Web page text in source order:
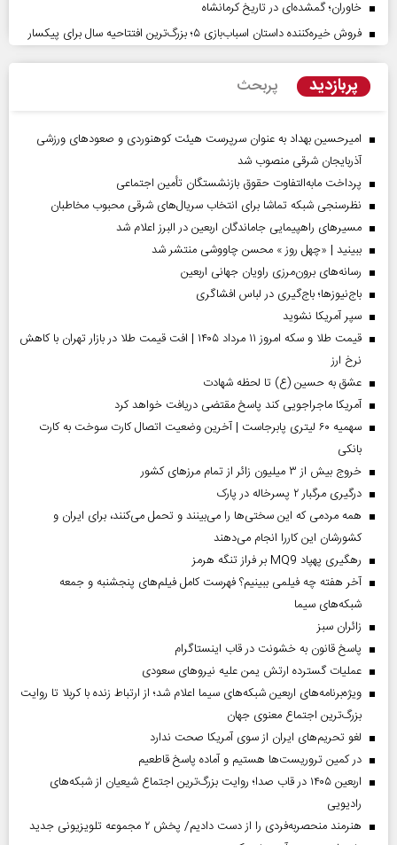
خاوران؛ گمشده‌ای در تاریخ کرمانشاه
فروش خیره‌کننده داستان اسباب‌بازی ۵؛ بزرگ‌ترین افتتاحیه سال برای پیکسار
پربازدید پربحث
امیرحسین بهداد به عنوان سرپرست هیئت کوهنوردی و صعودهای ورزشی
آذربایجان شرقی منصوب شد
پرداخت مابه‌التفاوت حقوق بازنشستگان تأمین اجتماعی
نظرسنجی شبکه تماشا برای انتخاب سریال‌های شرقی محبوب مخاطبان
مسیر‌های راهپیمایی جاماندگان اربعین در البرز اعلام شد
ببینید | «چهل روز » محسن چاووشی منتشر شد
رسانه‌های برون‌مرزی راویان جهانی اربعین
باج‌نیوزها؛ باج‌گیری در لباس افشاگری
سپر آمریکا نشوید
قیمت طلا و سکه امروز ۱۱ مرداد ۱۴۰۵ | افت قیمت طلا در بازار تهران با کاهش
نرخ ارز
عشق به حسین (ع) تا لحظه شهادت
آمریکا ماجراجویی کند پاسخ مقتضی دریافت خواهد کرد
سهمیه ۶۰ لیتری پابرجاست | آخرین وضعیت اتصال کارت سوخت به کارت
بانکی
خروج بیش از ۳ میلیون زائر از تمام مرز‌های کشور
درگیری مرگبار ۲ پسرخاله در پارک
همه مردمی که این سختی‌ها را می‌بینند و تحمل می‌کنند، برای ایران و
کشورشان این کاررا انجام می‌دهند
رهگیری پهپاد MQ9 بر فراز تنگه هرمز
آخر هفته چه فیلمی ببینیم؟ فهرست کامل فیلم‌های پنجشنبه و جمعه
شبکه‌های سیما
‌زائران سبز
پاسخ قانون به خشونت در قاب اینستاگرام
عملیات گسترده ارتش یمن علیه نیروهای سعودی
ویژه‌برنامه‌های اربعین شبکه‌های سیما اعلام شد؛ از ارتباط زنده با کربلا تا روایت
بزرگ‌ترین اجتماع معنوی جهان
لغو تحریم‌های ایران از سوی آمریکا صحت ندارد
در کمین تروریست‌ها هستیم و آماده پاسخ قاطعیم
اربعین ۱۴۰۵ در قاب صدا؛ روایت بزرگ‌ترین اجتماع شیعیان از شبکه‌های
رادیویی
هنرمند منحصر‌به‌فردی را از دست دادیم/ پخش ۲ مجموعه تلویزیونی جدید